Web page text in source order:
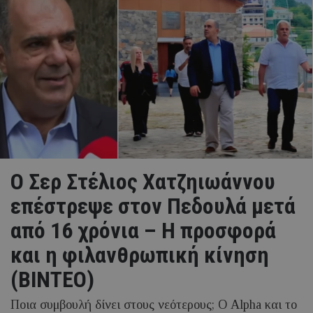
Ο Σερ Στέλιος Χατζηιωάννου
επέστρεψε στον Πεδουλά μετά
από 16 χρόνια – Η προσφορά
και η φιλανθρωπική κίνηση
(ΒΙΝΤΕΟ)
Ποια συμβουλή δίνει στους νεότερους; Ο Alpha και το